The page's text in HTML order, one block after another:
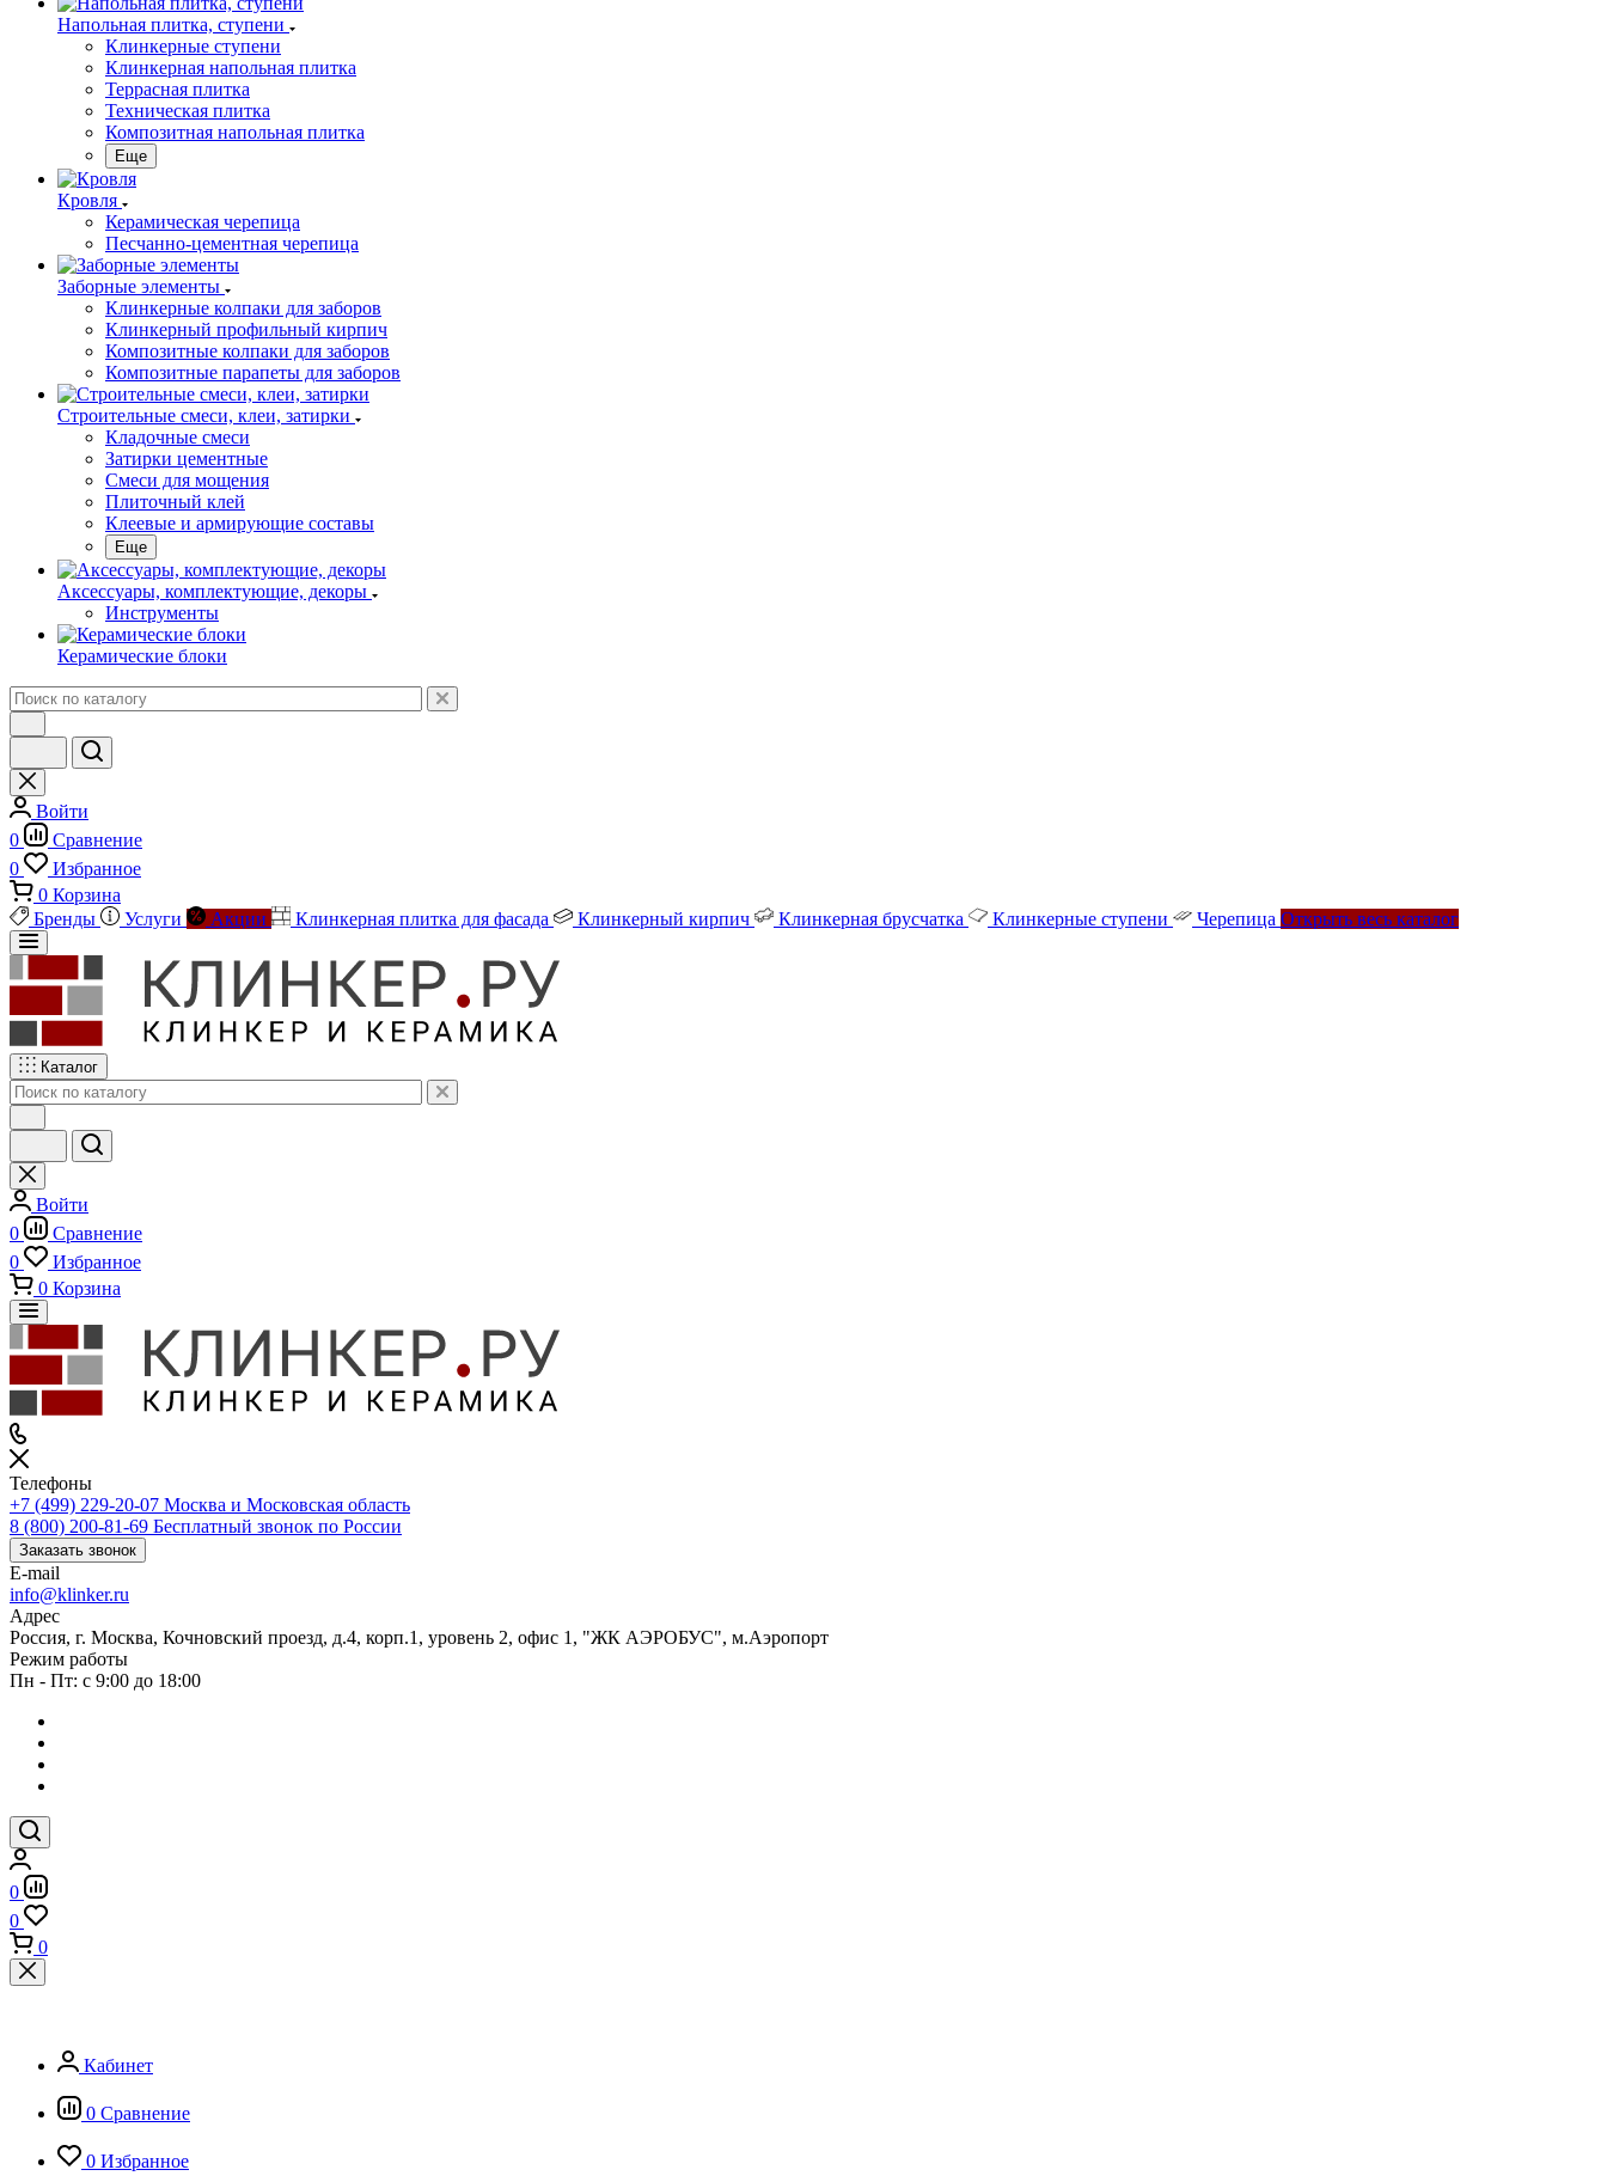
Напольная плитка, ступени
Клинкерные ступени
Клинкерная напольная плитка
Террасная плитка
Техническая плитка
Композитная напольная плитка
Еще
Кровля
Керамическая черепица
Песчанно-цементная черепица
Заборные элементы
Клинкерные колпаки для заборов
Клинкерный профильный кирпич
Композитные колпаки для заборов
Композитные парапеты для заборов
Строительные смеси, клеи, затирки
Кладочные смеси
Затирки цементные
Смеси для мощения
Плиточный клей
Клеевые и армирующие составы
Еще
Аксессуары, комплектующие, декоры
Инструменты
Керамические блоки
Войти
0
Сравнение
0
Избранное
0 Корзина
Бренды
Услуги Акции Клинкерная плитка для фасада Клинкерный кирпич Клинкерная брусчатка Клинкерные ступени Черепица Открыть весь каталог
Каталог
Войти
0
Сравнение
0
Избранное
0 Корзина
Телефоны
+7 (499) 229-20-07 Москва и Московская область
8 (800) 200-81-69 Бесплатный звонок по России
Заказать звонок
E-mail
info@klinker.ru
Адрес
Россия, г. Москва, Кочновский проезд, д.4, корп.1, уровень 2, офис 1, "ЖК АЭРОБУС", м.Аэропорт
Режим работы
Пн - Пт: с 9:00 до 18:00
0
0
0
Кабинет
0 Сравнение
0 Избранное